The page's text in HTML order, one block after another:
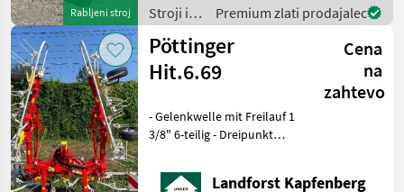
Rabljeni stroj
zaščita pred
Stroji in
oprema
za žetev
in
spravilo
Premium zlati prodajalec
Pöttinger
Hit.6.69
Cena
na
zahtevo
- Gelenkwelle mit Freilauf 1
3/8" 6-teilig - Dreipunkt
Zinke 10 mm - Antrieb 540
U/min - Warntafeln mitLandforst Kapfenberg